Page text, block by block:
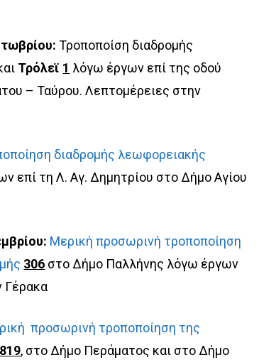
Τροποποίση διαδρομής
Τρόλεϊ 1 λόγω έργων επί της οδού
– Ταύρου. Λεπτομέρειες στην
διαδρομής λεωφορειακής
επί τη Λ. Αγ. Δημητρίου στο Δήμο Αγίου
Μερική προσωρινή τροποποίηση
306 στο Δήμο Παλλήνης λόγω έργων
Γέρακα
προσωρινή τροποποίηση της
819, στο Δήμο Περάματος και στο Δήμο